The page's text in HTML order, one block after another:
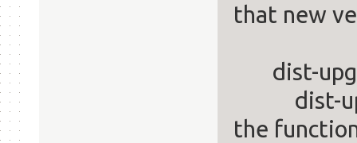
that new
dist-
dist-
the